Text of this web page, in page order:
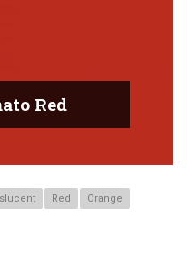
Red
Red Orange